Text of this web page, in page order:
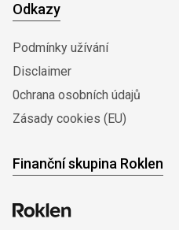
Odkazy
Podmínky užívání
Disclaimer
0chrana osobních údajů
Zásady cookies (EU)
Finanční skupina Roklen